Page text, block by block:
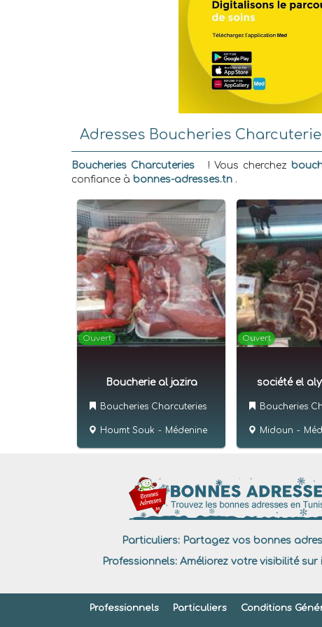
Adresses Boucheries
Boucheries Charcuteries ! Vous cherchez
confiance à bonnes-adresses.tn .
Ouvert
Boucherie al jazira
Boucheries Charcuteries
Houmt Souk - Médenine
Ouvert
société el
Boucheries
Midoun -
Particuliers:Partagez vos bonnes
Professionnels:Améliorez votre visibilité sur
Professionnels Particuliers Conditions